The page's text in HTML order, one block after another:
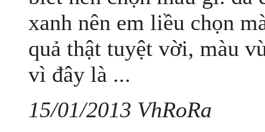
xanh nên em liều chọn
quả thật tuyệt vời, màu
vì đây là ...
15/01/2013 VhRoRa